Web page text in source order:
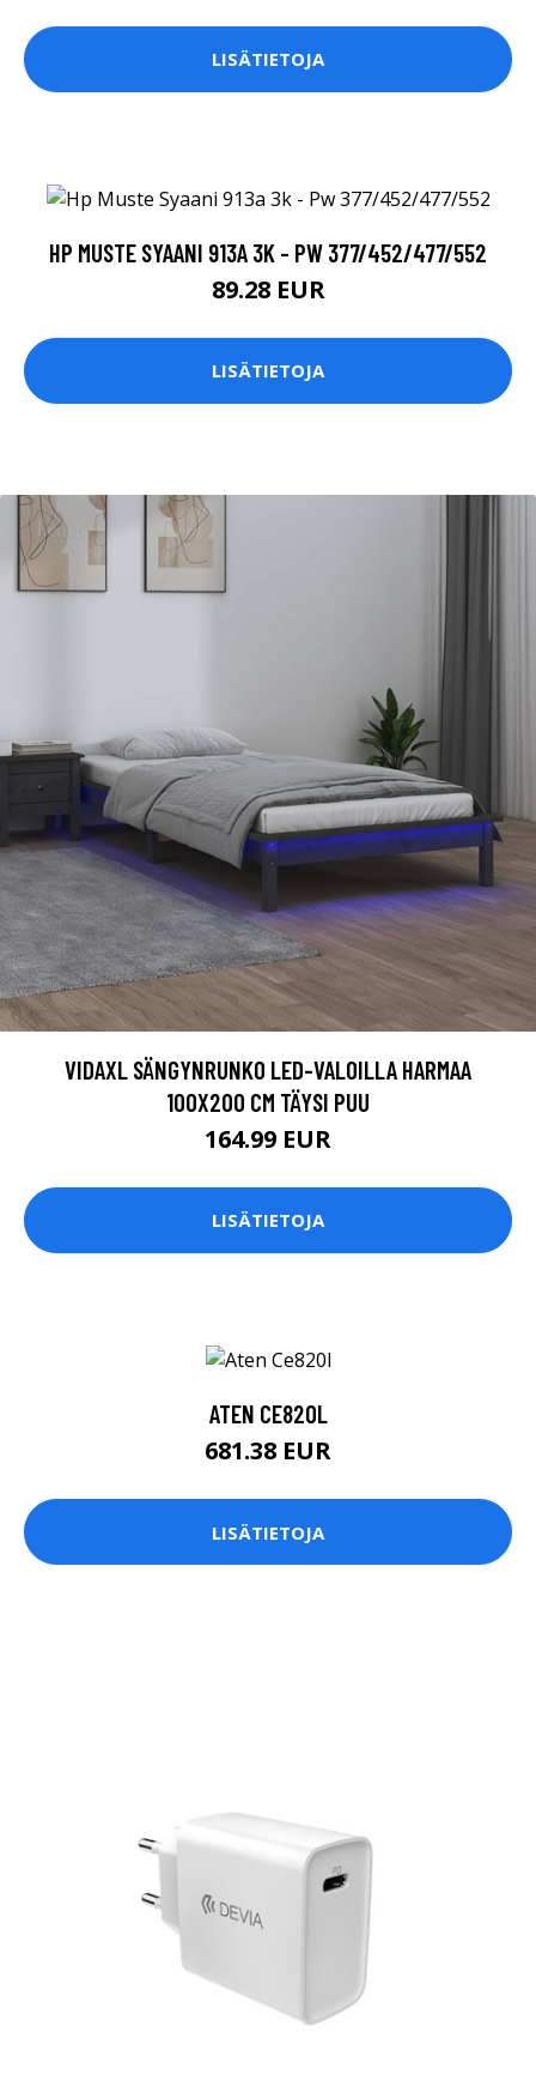
LISÄTIETOJA
HP MUSTE SYAANI 913A 3K - PW 377/452/477/552
89.28 EUR
LISÄTIETOJA
VIDAXL SÄNGYNRUNKO LED-VALOILLA HARMAA
100X200 CM TÄYSI PUU
164.99 EUR
LISÄTIETOJA
ATEN CE820L
681.38 EUR
LISÄTIETOJA